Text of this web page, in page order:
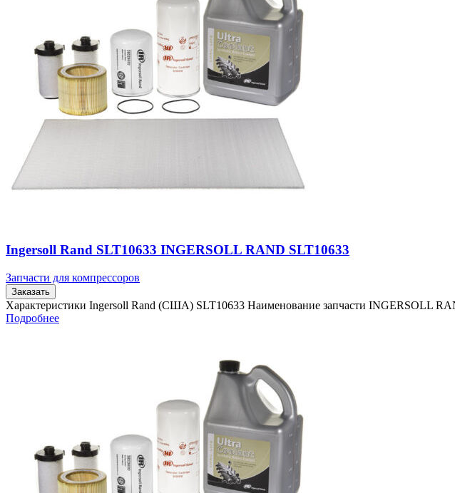
Ingersoll Rand SLT10633 INGERSOLL RAND SLT10633
Запчасти для компрессоров
Заказать
Характеристики Ingersoll Rand (США) SLT10633 Наименование запчасти INGERSOLL
Подробнее